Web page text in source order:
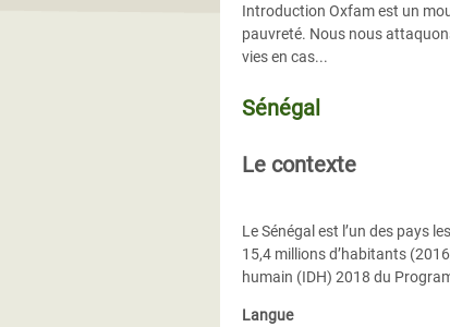
Introduction Oxfam est un
pauvreté. Nous nous
vies en cas...
Sénégal
Le contexte
Le Sénégal est l’un des pays
15,4 millions d’habitants
humain (IDH) 2018 du
Langue